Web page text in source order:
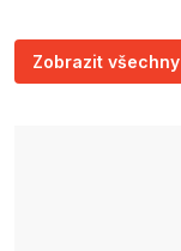
Zobrazit všechny